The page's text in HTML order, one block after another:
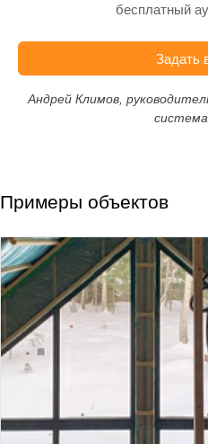
бесплатный
Задать
Андрей Климов,
Примеры объектов